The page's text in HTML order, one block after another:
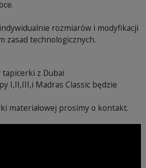
rozmiarów i modyfikacji
zasad technologicznych.
tapicerki z Dubai
I,II,III,i Madras Classic będzie
materiałowej prosimy o kontakt.